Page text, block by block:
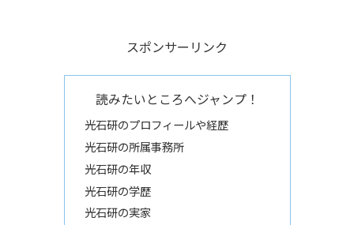
スポンサーリンク
読みたいところへジャンプ！
光石研のプロフィールや経歴
光石研の所属事務所
光石研の年収
光石研の学歴
光石研の実家